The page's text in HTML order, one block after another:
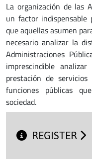
La organización de las
un factor
que aquellas asumen
necesario analizar la
Administraciones
imprescindible
prestación de
funciones públicas
sociedad.
REGISTER